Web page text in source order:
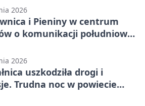
2026
i Pieniny w centrum
o komunikacji południowej
2026
uszkodziła drogi i
Trudna noc w powiecie